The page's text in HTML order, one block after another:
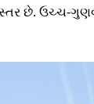
છે. ઉચ્ચ-